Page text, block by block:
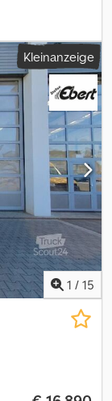
Kleinanzeige
1 / 15